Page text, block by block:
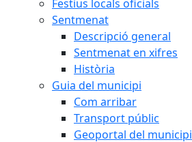
Festius locals oficials
Sentmenat
Descripció general
Sentmenat en xifres
Història
Guia del municipi
Com arribar
Transport públic
Geoportal del municipi